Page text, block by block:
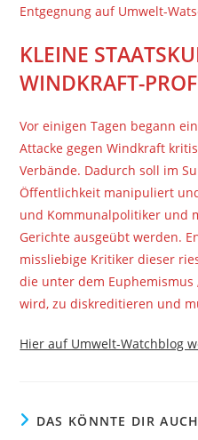
Entgegnung auf Umwelt-
KLEINE
WINDKRAFT-
Vor einigen Tagen begann
Attacke gegen Windkraft
Verbände. Dadurch soll im
Öffentlichkeit manipuliert
und Kommunalpolitiker und
Gerichte ausgeübt werden.
missliebige Kritiker dieser
die unter dem Euphemismus
wird, zu diskreditieren und
Hier auf Umwelt-Watchblog
DAS KÖNNTE DIR